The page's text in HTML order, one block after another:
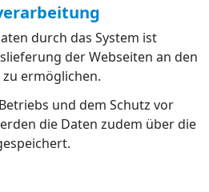
durch das System ist
der Webseiten an den
ermöglichen.
und dem Schutz vor
die Daten zudem über die